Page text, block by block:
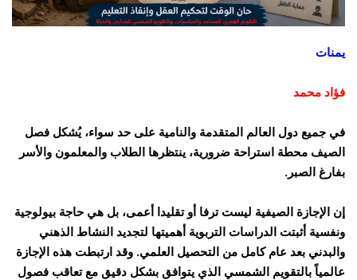
يمنات
فؤاد محمد
في جميع دول العالم المتقدمة والنامية على حد سواء، يُشكل فصل
الصيف محطة استراحة ضرورية، ينتظرها الطلاب والمعلمون والأسر
بفارغ الصبر.
إن الإجازة الصيفية ليست ترفا أو تقليدا أعمى، بل هي حاجة بيولوجية
ونفسية أثبتت الدراسات التربوية أهميتها لتجديد النشاط الذهني
والبدني بعد عام كامل من التحصيل العلمي. وقد ارتبطت هذه الإجازة
عالمياً بالتقويم الشمسي الذي يتوافق بشكل دقيق مع تعاقب فصول